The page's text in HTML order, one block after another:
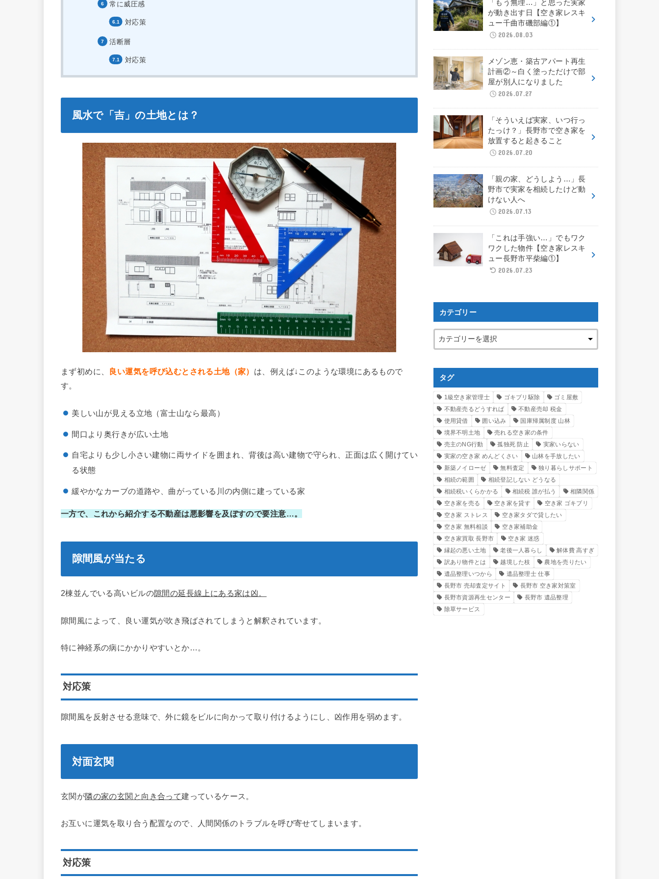
常に威圧感
対応策
活断層
対応策
風水で「吉」の土地とは？
まず初めに、 良い運気を呼び込むとされる土地（家） は、例えば↓このような環境にあるもので
す。
美しい山が見える立地（富士山なら最高）
間口より奥行きが広い土地
自宅よりも少し小さい建物に両サイドを囲まれ、背後は高い建物で守られ、正面は広く開けてい
る状態
緩やかなカーブの道路や、曲がっている川の内側に建っている家
一方で、これから紹介する不動産は悪影響を及ぼすので要注意…。
隙間風が当たる
2棟並んでいる高いビルの隙間の延長線上にある家は凶。
隙間風によって、良い運気が吹き飛ばされてしまうと解釈されています。
特に神経系の病にかかりやすいとか…。
対応策
隙間風を反射させる意味で、外に鏡をビルに向かって取り付けるようにし、凶作用を弱めます。
対面玄関
玄関が隣の家の玄関と向き合って建っているケース。
お互いに運気を取り合う配置なので、人間関係のトラブルを呼び寄せてしまいます。
対応策
「もう無理…」と思った実家
が動き出す日【空き家レスキ
ュー千曲市磯部編①】
2026.08.03
メゾン恵・築古アパート再生
計画②～白く塗っただけで部
屋が別人になりました
2026.07.27
「そういえば実家、いつ行っ
たっけ？」長野市で空き家を
放置すると起きること
2026.07.20
「親の家、どうしよう…」長
野市で実家を相続したけど動
けない人へ
2026.07.13
「これは手強い…」でもワク
ワクした物件【空き家レスキ
ュー長野市平柴編①】
2026.07.23
カテゴリー
タグ
1級空き家管理士 ゴキブリ駆除
ゴミ屋敷
不動産売るどうすれば
不動産売却 税金
使用貸借
囲い込み
国庫帰属制度 山林
境界不明土地
売れる空き家の条件
売主のNG行動
孤独死 防止
実家いらない
実家の空き家 めんどくさい
山林を手放したい
新築ノイローゼ
無料査定
独り暮らしサポート
相続の範囲
相続登記しない どうなる
相続税いくらかかる
相続税 誰が払う
相隣関係
空き家を売る
空き家を貸す
空き家 ゴキブリ
空き家 ストレス
空き家タダで貸したい
空き家 無料相談
空き家補助金
空き家買取 長野市
空き家 迷惑
縁起の悪い土地
老後一人暮らし
解体費 高すぎ
訳あり物件とは
越境した枝
農地を売りたい
遺品整理いつから
遺品整理士 仕事
長野市 売却査定サイト
長野市 空き家対策室
長野市資源再生センター
長野市 遺品整理
除草サービス